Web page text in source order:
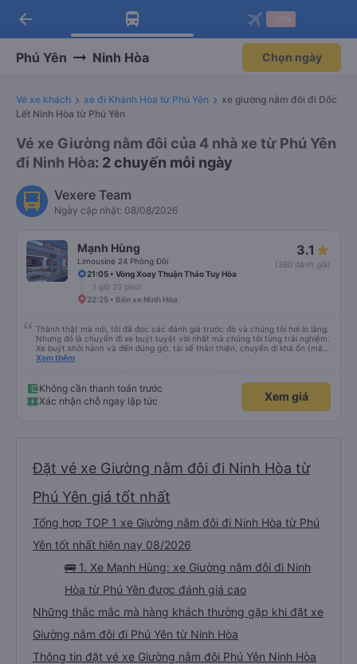
Tải app Vexere ngay!
Nhận ưu đãi thành viên độc
Mở app
Tải app Vexere
-30k/ghế khi đặt vé máy bay qua
Mở app
arrow_back
Phú Yên Ninh Hòa Chọn ngày
Vé xe khách xe đi Khánh Hòa từ Phú Yên
xe giường nằm đôi đi Dốc
Lết Ninh Hòa từ Phú Yên
Vé xe Giường nằm đôi của 4 nhà xe từ Phú Yên
đi Ninh Hòa: 2 chuyến mỗi ngày
Vexere Team
Ngày cập nhật: 08/08/2026
Mạnh Hùng
Limousine 24 Phòng Đôi
3.1
(380 đánh giá)
21:05 • Vòng Xoay Thuận Thảo Tuy Hòa
1 giờ 20 phút
22:25 • Bến xe Ninh Hòa
Thành thật mà nói, tôi đã đọc các đánh giá trước đó và chúng tôi hơi lo lắng.
Nhưng đó là chuyến đi xe buýt tuyệt vời nhất mà chúng tôi từng trải nghiệm.
Xe buýt khởi hành và đến đúng giờ, tài xế thân thiện, chuyến đi khá ổn (mặc
dù vẫn hơi xóc, nhưng đó là đặc trưng của Việt Nam ^^), và chỗ ngồi thoải
Xem thêm
Không cần thanh toán trước
Xác nhận chỗ ngay lập tức
Xem giá
Đặt vé xe Giường nằm đôi đi Ninh Hòa từ
Phú Yên giá tốt nhất
Tổng hợp TOP 1 xe Giường nằm đôi đi Ninh Hòa từ Phú
Yên tốt nhất hiện nay 08/2026
🚌 1. Xe Mạnh Hùng: xe Giường nằm đôi đi Ninh
Hòa từ Phú Yên được đánh giá cao
Những thắc mắc mà hàng khách thường gặp khi đặt xe
Giường nằm đôi đi Phú Yên từ Ninh Hòa
Thông tin đặt vé xe Giường nằm đôi Phú Yên Ninh Hòa